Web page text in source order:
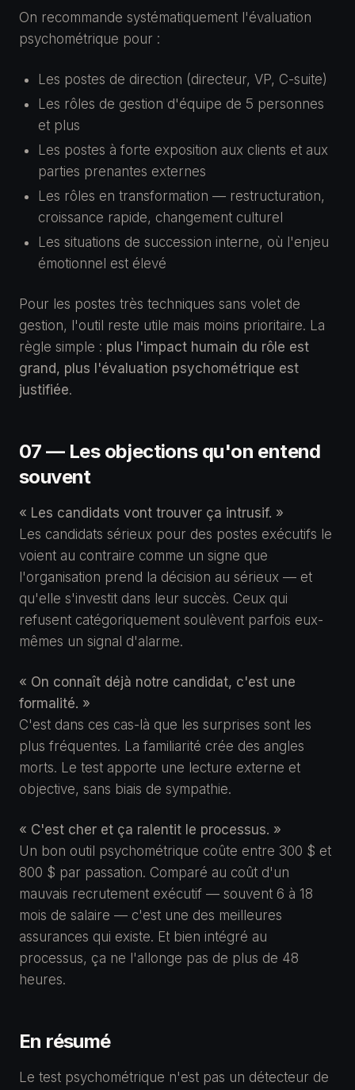
On recommande systématiquement l'évaluation
psychométrique pour :
Les postes de direction (directeur, VP, C-suite)
Les rôles de gestion d'équipe de 5 personnes
et plus
Les postes à forte exposition aux clients et aux
parties prenantes externes
Les rôles en transformation — restructuration,
croissance rapide, changement culturel
Les situations de succession interne, où l'enjeu
émotionnel est élevé
Pour les postes très techniques sans volet de
gestion, l'outil reste utile mais moins prioritaire. La
règle simple : plus l'impact humain du rôle est
grand, plus l'évaluation psychométrique est
justifiée.
07 — Les objections qu'on entend
souvent
« Les candidats vont trouver ça intrusif. »
Les candidats sérieux pour des postes exécutifs le
voient au contraire comme un signe que
l'organisation prend la décision au sérieux — et
qu'elle s'investit dans leur succès. Ceux qui
refusent catégoriquement soulèvent parfois eux-
mêmes un signal d'alarme.
« On connaît déjà notre candidat, c'est une
formalité. »
C'est dans ces cas-là que les surprises sont les
plus fréquentes. La familiarité crée des angles
morts. Le test apporte une lecture externe et
objective, sans biais de sympathie.
« C'est cher et ça ralentit le processus. »
Un bon outil psychométrique coûte entre 300 $ et
800 $ par passation. Comparé au coût d'un
mauvais recrutement exécutif — souvent 6 à 18
mois de salaire — c'est une des meilleures
assurances qui existe. Et bien intégré au
processus, ça ne l'allonge pas de plus de 48
heures.
En résumé
Le test psychométrique n'est pas un détecteur de